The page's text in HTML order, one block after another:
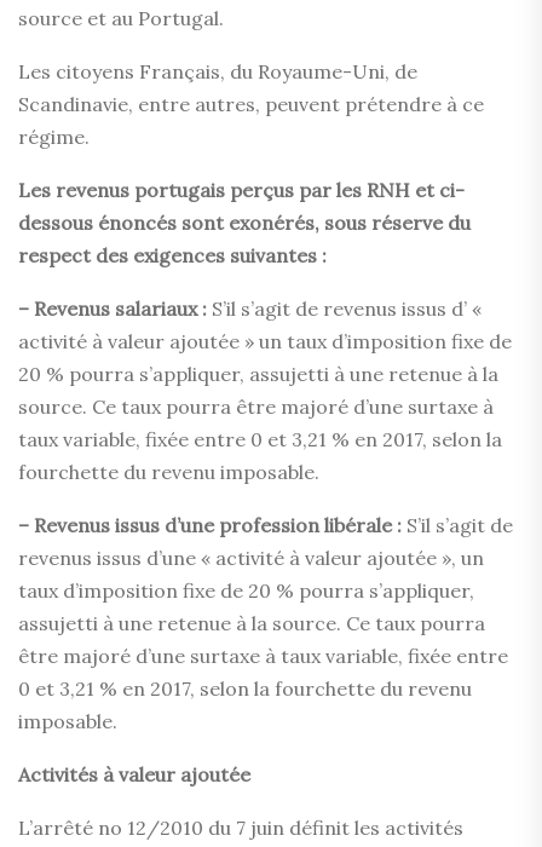
source et au Portugal.
Les citoyens Français, du Royaume-Uni, de
Scandinavie, entre autres, peuvent prétendre à ce
régime.
Les revenus portugais perçus par les RNH et ci-
dessous énoncés sont exonérés, sous réserve du
respect des exigences suivantes :
– Revenus salariaux : S’il s’agit de revenus issus d’ «
activité à valeur ajoutée » un taux d’imposition fixe de
20 % pourra s’appliquer, assujetti à une retenue à la
source. Ce taux pourra être majoré d’une surtaxe à
taux variable, fixée entre 0 et 3,21 % en 2017, selon la
fourchette du revenu imposable.
– Revenus issus d’une profession libérale : S’il s’agit de
revenus issus d’une « activité à valeur ajoutée », un
taux d’imposition fixe de 20 % pourra s’appliquer,
assujetti à une retenue à la source. Ce taux pourra
être majoré d’une surtaxe à taux variable, fixée entre
0 et 3,21 % en 2017, selon la fourchette du revenu
imposable.
Activités à valeur ajoutée
L’arrêté no 12/2010 du 7 juin définit les activités